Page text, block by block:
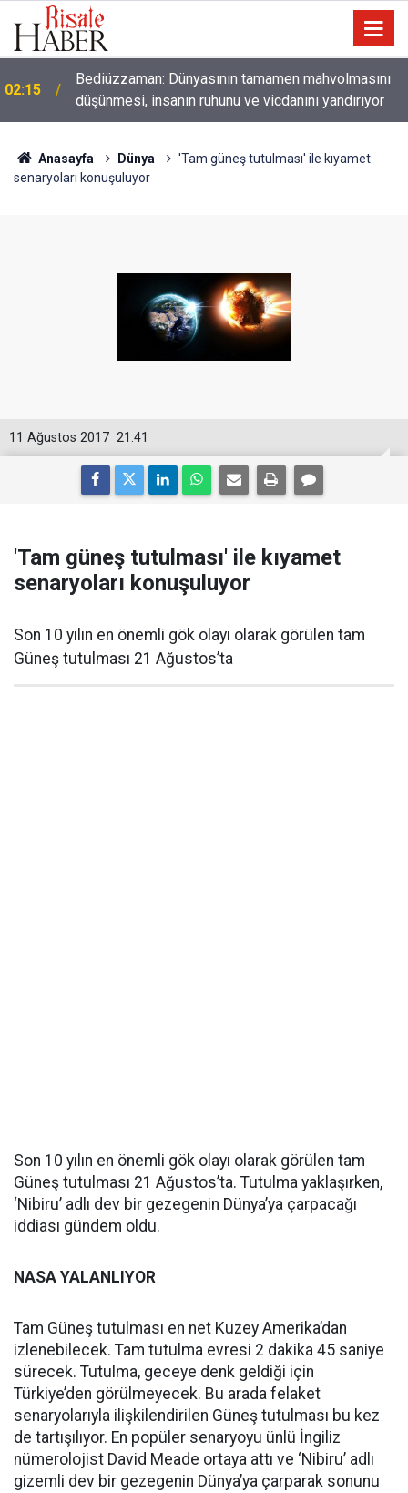
02:15
Bediüzzaman: Dünyasının tamamen mahvolmasını
düşünmesi, insanın ruhunu ve vicdanını yandırıyor
Anasayfa Dünya
'Tam güneş tutulması' ile kıyamet
senaryoları konuşuluyor
21:41
11 Ağustos 2017
'Tam güneş tutulması' ile kıyamet
senaryoları konuşuluyor
Son 10 yılın en önemli gök olayı olarak görülen tam
Güneş tutulması 21 Ağustos’ta
Son 10 yılın en önemli gök olayı olarak görülen tam
Güneş tutulması 21 Ağustos’ta. Tutulma yaklaşırken,
‘Nibiru’ adlı dev bir gezegenin Dünya’ya çarpacağı
iddiası gündem oldu.
NASA YALANLIYOR
Tam Güneş tutulması en net Kuzey Amerika’dan
izlenebilecek. Tam tutulma evresi 2 dakika 45 saniye
sürecek. Tutulma, geceye denk geldiği için
Türkiye’den görülmeyecek. Bu arada felaket
senaryolarıyla ilişkilendirilen Güneş tutulması bu kez
de tartışılıyor. En popüler senaryoyu ünlü İngiliz
nümerolojist David Meade ortaya attı ve ‘Nibiru’ adlı
gizemli dev bir gezegenin Dünya’ya çarparak sonunu